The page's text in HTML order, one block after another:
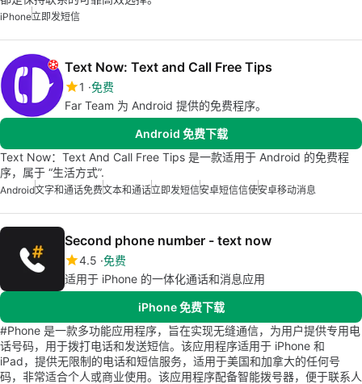
iPhone立即发短信
Text Now: Text and Call Free Tips
1 免费
Far Team 为 Android 提供的免费程序。
Android 免费下载
Text Now：Text And Call Free Tips 是一款适用于 Android 的免费程
序，属于 “生活方式”.
Android文字和通话免费文本和通话立即发短信安卓短信信使安卓移动消息
Second phone number - text now
4.5 免费
适用于 iPhone 的一体化通话和消息应用
iPhone 免费下载
#Phone 是一款多功能应用程序，旨在实现无缝通信，为用户提供专用电
话号码，用于拨打电话和发送短信。该应用程序适用于 iPhone 和
iPad，提供无限制的电话和短信服务，适用于美国和加拿大的任何号
码，非常适合个人或商业使用。该应用程序配备智能拨号器，便于联系人